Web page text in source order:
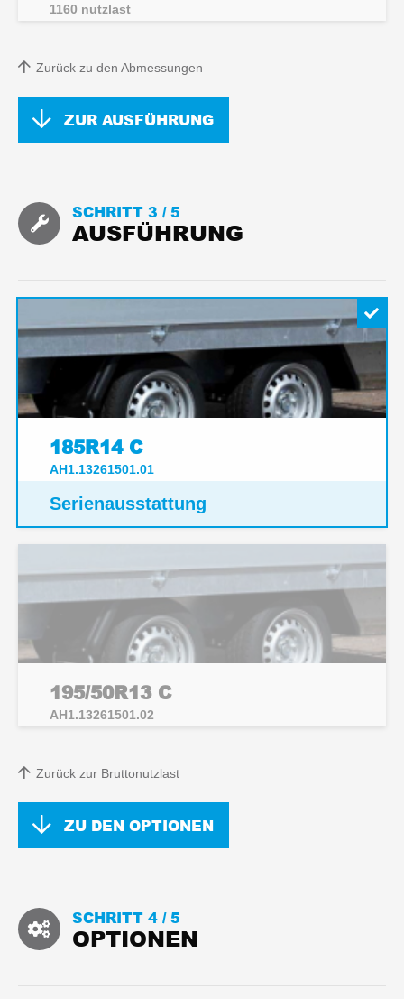
1160 nutzlast
Zurück zu den Abmessungen
ZUR AUSFÜHRUNG
AUSFÜHRUNG
SCHRITT 3 / 5
185R14 C
AH1.13261501.01
Serienausstattung
195/50R13 C
AH1.13261501.02
Zurück zur Bruttonutzlast
ZU DEN OPTIONEN
OPTIONEN
SCHRITT 4 / 5